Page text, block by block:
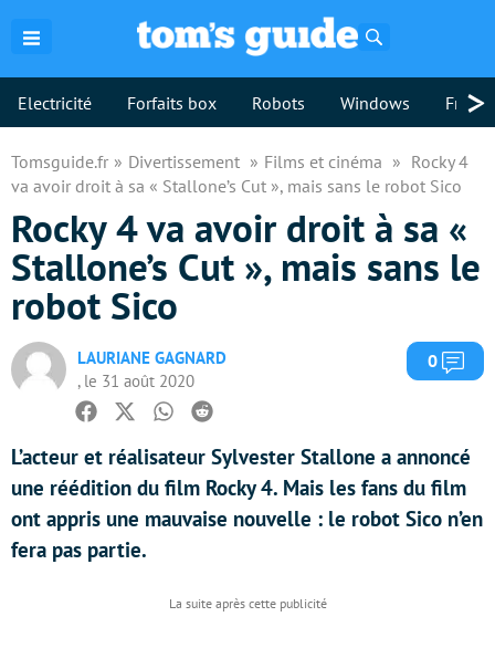
Electricité Forfaits box Robots Windows >
Tomsguide.fr Divertissement Films et cinéma
Rocky 4
va avoir droit à sa « Stallone’s Cut », mais sans le robot Sico
Rocky 4 va avoir droit à sa «
Stallone’s Cut », mais sans le
robot Sico
LAURIANE GAGNARD
, le 31 août 2020
0
Facebook
TwitterWhatsapp
Reddit
L’acteur et réalisateur Sylvester Stallone a annoncé
une réédition du film Rocky 4. Mais les fans du film
ont appris une mauvaise nouvelle : le robot Sico n’en
fera pas partie.